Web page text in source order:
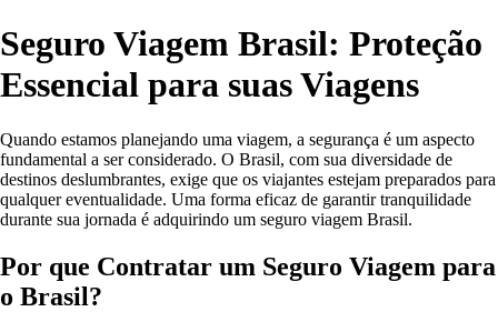
Seguro Viagem Brasil: Proteção
Essencial para suas Viagens
Quando estamos planejando uma viagem, a segurança é um aspecto
fundamental a ser considerado. O Brasil, com sua diversidade de
destinos deslumbrantes, exige que os viajantes estejam preparados para
qualquer eventualidade. Uma forma eficaz de garantir tranquilidade
durante sua jornada é adquirindo um seguro viagem Brasil.
Por que Contratar um Seguro Viagem para
o Brasil?